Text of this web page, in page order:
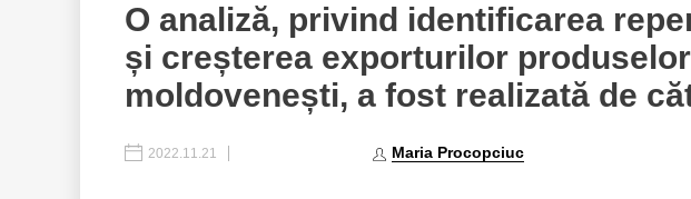
O analiză, privind identificarea
și creșterea exporturilor
moldovenești, a fost realizată de
2022.11.21 Maria Procopciuc